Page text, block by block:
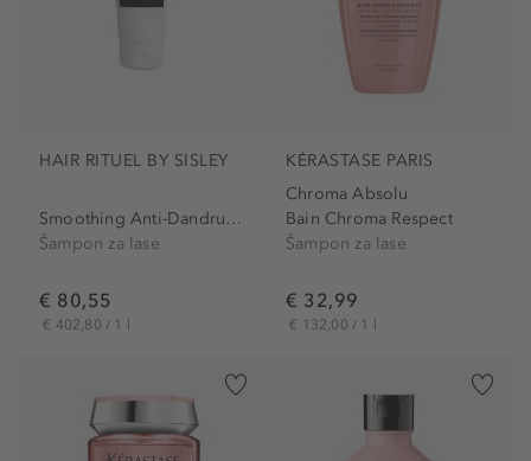
HAIR RITUEL BY SISLEY
Smoothing Anti-Dandruff...
Šampon za lase
€ 80,55
€ 402,80 / 1 l
KÉRASTASE PARIS
Chroma Absolu
Bain Chroma Respect
Šampon za lase
€ 32,99
€ 132,00 / 1 l